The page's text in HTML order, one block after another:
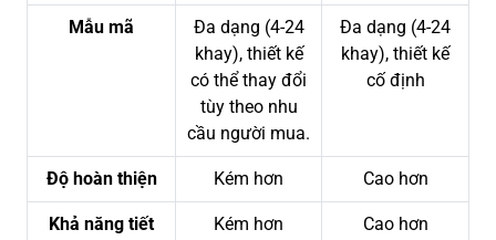
Mẫu mã
Đa dạng (4-24
khay), thiết kế
có thể thay đổi
tùy theo nhu
cầu người mua.
Đa dạng (4-24
khay), thiết kế
cố định
Độ hoàn thiện Kém hơn Cao hơn
Khả năng tiết
Kém hơn Cao hơn